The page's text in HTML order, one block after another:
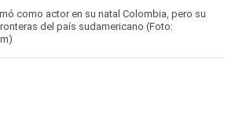
como actor en su natal Colombia, pero su
del país sudamericano (Foto: